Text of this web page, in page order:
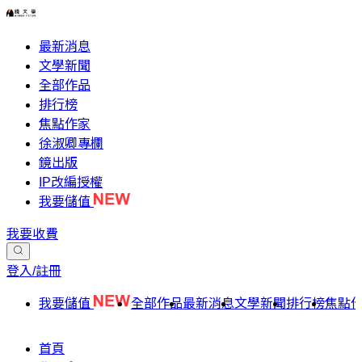
最新消息
文學新聞
全部作品
排行榜
焦點作家
徐淑卿專欄
鏡出版
IP改編授權
我要儲值
我要收費
登入/註冊
我要儲值 全部作品最新消息文學新聞排行榜焦點
首頁